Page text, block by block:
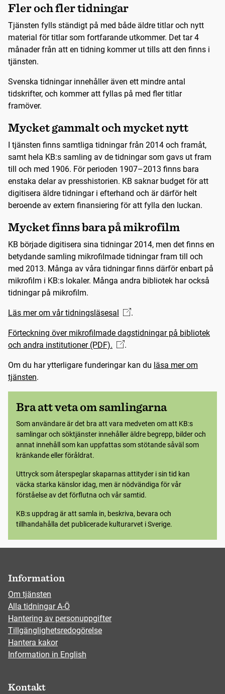
Fler och fler tidningar
Tjänsten fylls ständigt på med både äldre titlar och nytt
material för titlar som fortfarande utkommer. Det tar 4
månader från att en tidning kommer ut tills att den finns i
tjänsten.
Svenska tidningar innehåller även ett mindre antal
tidskrifter, och kommer att fyllas på med fler titlar
framöver.
Mycket gammalt och mycket nytt
I tjänsten finns samtliga tidningar från 2014 och framåt,
samt hela KB:s samling av de tidningar som gavs ut fram
till och med 1906. För perioden 1907–2013 finns bara
enstaka delar av presshistorien. KB saknar budget för att
digitisera äldre tidningar i efterhand och är därför helt
beroende av extern finansiering för att fylla den luckan.
Mycket finns bara på mikrofilm
KB började digitisera sina tidningar 2014, men det finns en
betydande samling mikrofilmade tidningar fram till och
med 2013. Många av våra tidningar finns därför enbart på
mikrofilm i KB:s lokaler. Många andra bibliotek har också
tidningar på mikrofilm.
Läs mer om vår tidningsläsesal .
Förteckning över mikrofilmade dagstidningar på bibliotek
och andra institutioner (PDF).
.
Om du har ytterligare funderingar kan du läsa mer om
tjänsten.
Bra att veta om samlingarna
Som användare är det bra att vara medveten om att KB:s
samlingar och söktjänster innehåller äldre begrepp, bilder och
annat innehåll som kan uppfattas som stötande såväl som
kränkande eller föråldrat.
Uttryck som återspeglar skaparnas attityder i sin tid kan
väcka starka känslor idag, men är nödvändiga för vår
förståelse av det förflutna och vår samtid.
KB:s uppdrag är att samla in, beskriva, bevara och
tillhandahålla det publicerade kulturarvet i Sverige.
Information
Om tjänsten
Alla tidningar A-Ö
Hantering av personuppgifter
Tillgänglighetsredogörelse
Hantera kakor
Information in English
Kontakt